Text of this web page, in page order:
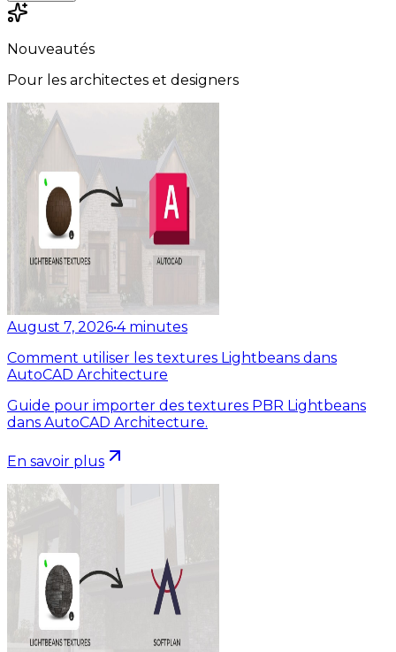
Nouveautés
Pour les architectes et designers
August 7, 2026•4 minutes
Comment utiliser les textures Lightbeans dans
AutoCAD Architecture
Guide pour importer des textures PBR Lightbeans
dans AutoCAD Architecture.
En savoir plus